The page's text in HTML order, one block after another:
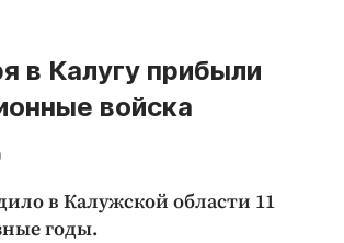
компаний
новости
в Калугу прибыли
войска
в Калужской области 11
годы.